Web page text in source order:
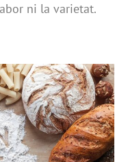
ni la varietat.